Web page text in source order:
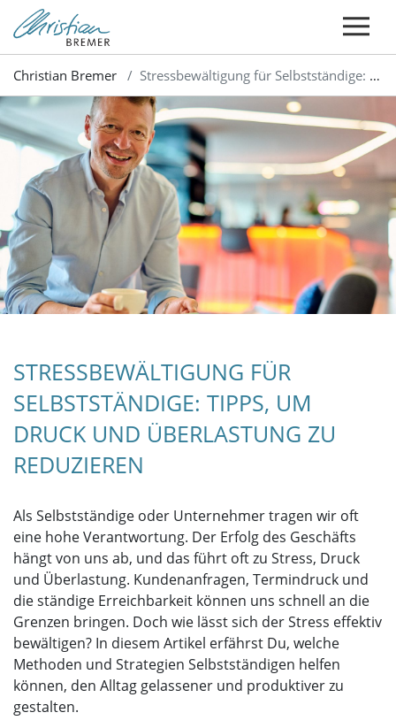
Christian Bremer Stressbewältigung für Selbstständige: Tipps, um Druck und Überlastung zu reduzieren
STRESSBEWÄLTIGUNG FÜR
SELBSTSTÄNDIGE: TIPPS, UM
DRUCK UND ÜBERLASTUNG ZU
REDUZIEREN
Als Selbstständige oder Unternehmer tragen wir oft
eine hohe Verantwortung. Der Erfolg des Geschäfts
hängt von uns ab, und das führt oft zu Stress, Druck
und Überlastung. Kundenanfragen, Termindruck und
die ständige Erreichbarkeit können uns schnell an die
Grenzen bringen. Doch wie lässt sich der Stress effektiv
bewältigen? In diesem Artikel erfährst Du, welche
Methoden und Strategien Selbstständigen helfen
können, den Alltag gelassener und produktiver zu
gestalten.